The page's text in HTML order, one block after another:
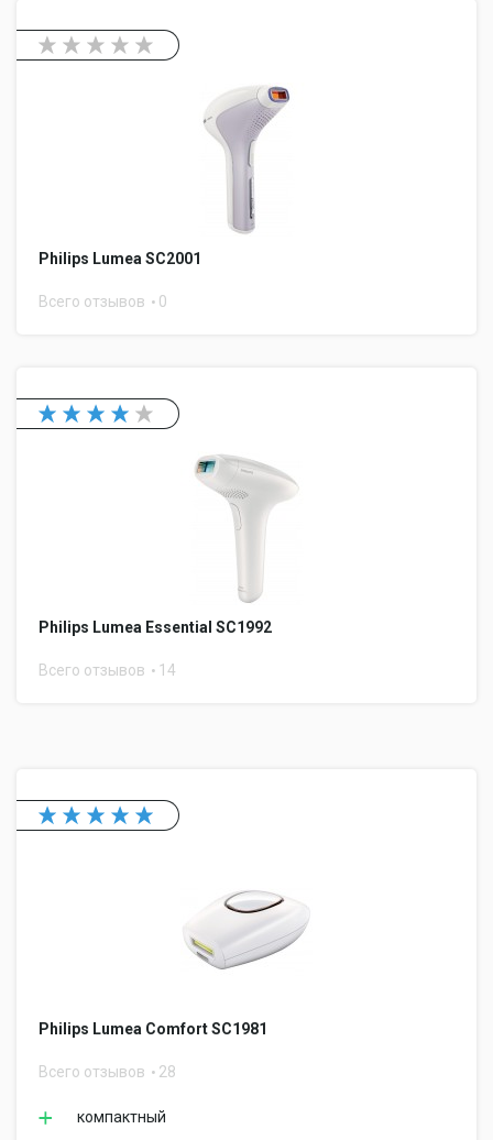
Philips Lumea SC2001
Всего отзывов 0
Philips Lumea Essential SC1992
Всего отзывов 14
Philips Lumea Comfort SC1981
Всего отзывов 28
компактный